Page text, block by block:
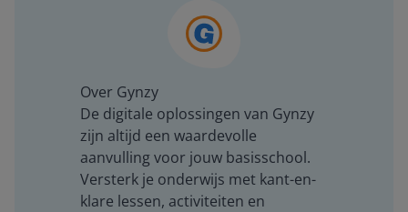
Over Gynzy
De digitale oplossingen van Gynzy
zijn altijd een waardevolle
aanvulling voor jouw basisschool.
Versterk je onderwijs met kant-en-
klare lessen, activiteiten en